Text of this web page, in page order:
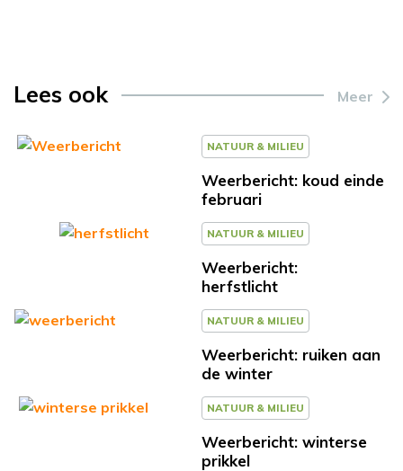
Lees ook Meer
NATUUR & MILIEU
Weerbericht: koud einde
februari
NATUUR & MILIEU
Weerbericht:
herfstlicht
NATUUR & MILIEU
Weerbericht: ruiken aan
de winter
NATUUR & MILIEU
Weerbericht: winterse
prikkel